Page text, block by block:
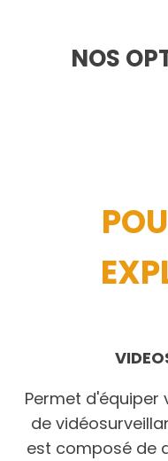
NOS
Permet d'équiper
de
est composé de